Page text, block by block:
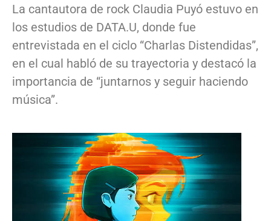
La cantautora de rock Claudia Puyó estuvo en
los estudios de DATA.U, donde fue
entrevistada en el ciclo “Charlas Distendidas”,
en el cual habló de su trayectoria y destacó la
importancia de “juntarnos y seguir haciendo
música”.